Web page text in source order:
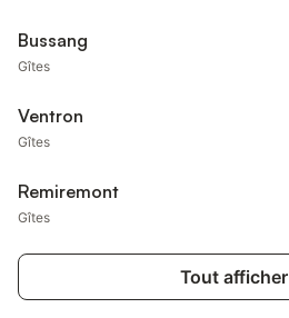
Bussang
Gîtes
Ventron
Gîtes
Remiremont
Gîtes
Tout afficher